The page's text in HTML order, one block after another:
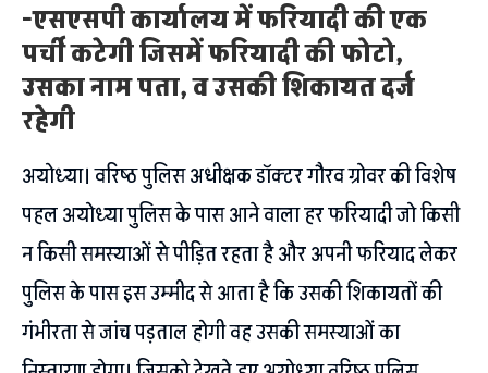
-एसएसपी कार्यालय में फरियादी की एक
पर्ची कटेगी जिसमें फरियादी की फोटो,
उसका नाम पता, व उसकी शिकायत दर्ज
रहेगी
अयोध्या। वरिष्ठ पुलिस अधीक्षक डॉक्टर गौरव ग्रोवर की विशेष
पहल अयोध्या पुलिस के पास आने वाला हर फरियादी जो किसी
न किसी समस्याओं से पीड़ित रहता है और अपनी फरियाद लेकर
पुलिस के पास इस उम्मीद से आता है कि उसकी शिकायतों की
गंभीरता से जांच पड़ताल होगी वह उसकी समस्याओं का